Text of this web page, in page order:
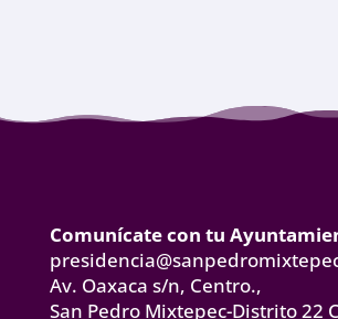
Comunícate con tu
Av. Oaxaca s/n, Centro.,
San Pedro Mixtepec-Distrito 22